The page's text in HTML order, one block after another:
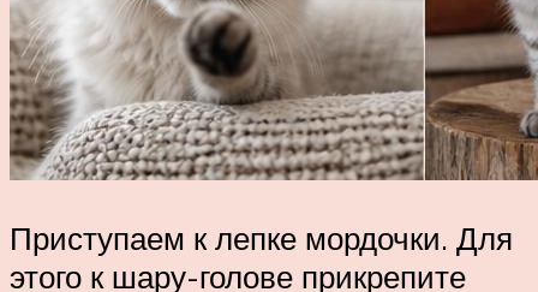
Приступаем к лепке мордочки. Для
этого к шару-голове прикрепите